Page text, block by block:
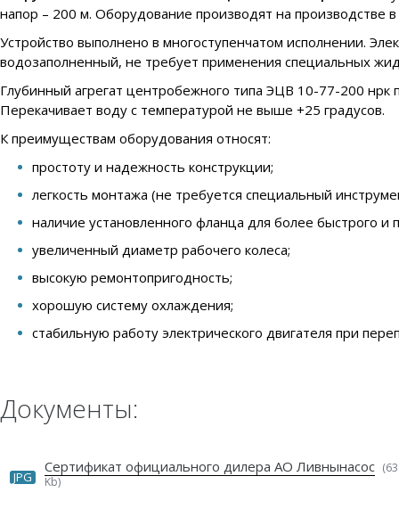
напор – 200 м. Оборудование производят на производстве
Устройство выполнено в многоступенчатом исполнении.
водозаполненный, не требует применения специальных
Глубинный агрегат центробежного типа ЭЦВ 10-77-200
Перекачивает воду с температурой не выше +25 градусов.
К преимуществам оборудования относят:
простоту и надежность конструкции;
легкость монтажа (не требуется специальный
наличие установленного фланца для более быстрого и
увеличенный диаметр рабочего колеса;
высокую ремонтопригодность;
хорошую систему охлаждения;
стабильную работу электрического двигателя при
Документы:
JPG
Сертификат официального дилера АО Ливнынасос (63
Kb)